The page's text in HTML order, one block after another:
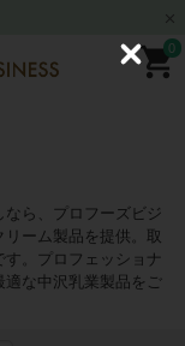
0
ら、プロフーズビジ
ーム製品を提供。取
。プロフェッショナ
適な中沢乳業製品をご
C